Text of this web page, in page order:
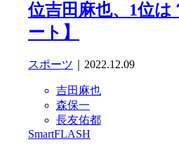
位吉田麻也、1位は
ート】
スポーツ ｜2022.12.09
吉田麻也
森保一
長友佑都
SmartFLASH